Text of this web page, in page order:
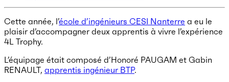
Cette année, l’école d’ingénieurs CESI Nanterre a eu le
plaisir d’accompagner deux apprentis à vivre l’expérience
4L Trophy.
L’équipage était composé d’Honoré PAUGAM et Gabin
RENAULT, apprentis ingénieur BTP.